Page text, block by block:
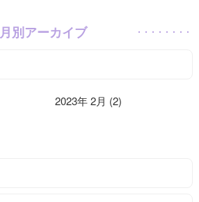
月別アーカイブ
2023年 2月 (2)